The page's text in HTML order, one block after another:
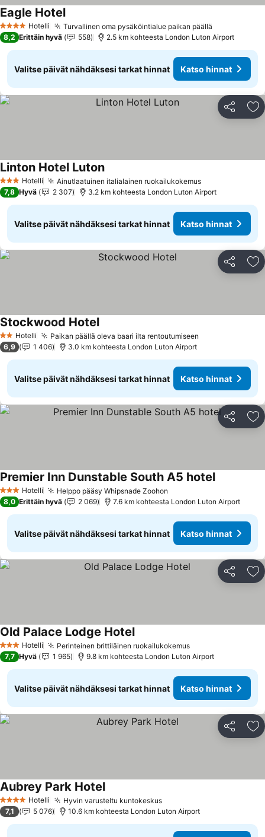
4 Tähtiluokitus
Hotelli Turvallinen oma pysäköintialue paikan päällä
Eagle Hotel
8,2 Erittäin hyvä 558 2.5 km kohteesta London Luton Airport
Valitse päivät nähdäksesi tarkat hinnat Katso hinnat
Jaa
3 Tähtiluokitus
Hotelli Ainutlaatuinen italialainen ruokailukokemus
Linton Hotel Luton
7,8 Hyvä 2 307 3.2 km kohteesta London Luton Airport
Valitse päivät nähdäksesi tarkat hinnat Katso hinnat
Jaa
2 Tähtiluokitus
Hotelli Paikan päällä oleva baari ilta rentoutumiseen
Stockwood Hotel
6,9 1 406 3.0 km kohteesta London Luton Airport
Valitse päivät nähdäksesi tarkat hinnat Katso hinnat
Jaa
3 Tähtiluokitus
Hotelli Helppo pääsy Whipsnade Zoohon
Premier Inn Dunstable South A5 hotel
8,0 Erittäin hyvä 2 069 7.6 km kohteesta London Luton Airport
Valitse päivät nähdäksesi tarkat hinnat Katso hinnat
Jaa
3 Tähtiluokitus
Hotelli Perinteinen brittiläinen ruokailukokemus
Old Palace Lodge Hotel
7,7 Hyvä 1 965 9.8 km kohteesta London Luton Airport
Valitse päivät nähdäksesi tarkat hinnat Katso hinnat
Jaa
4 Tähtiluokitus
Hotelli Hyvin varusteltu kuntokeskus
Aubrey Park Hotel
7,1 5 076 10.6 km kohteesta London Luton Airport